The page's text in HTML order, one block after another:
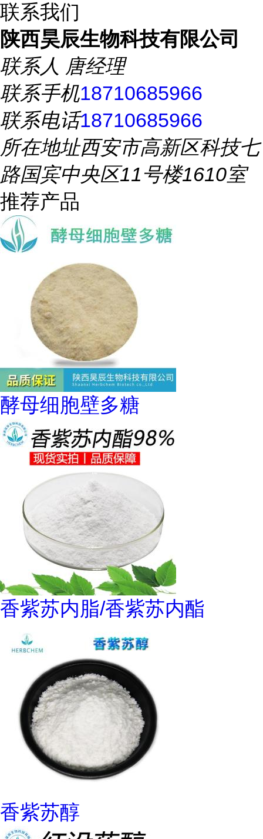
联系我们
陕西昊辰生物科技有限公司
联系人 唐经理
联系手机18710685966
联系电话18710685966
所在地址西安市高新区科技七
路国宾中央区11号楼1610室
推荐产品
酵母细胞壁多糖
香紫苏内脂/香紫苏内酯
香紫苏醇